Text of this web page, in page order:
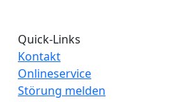
Quick-Links
Kontakt
Onlineservice
Störung melden